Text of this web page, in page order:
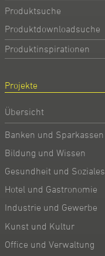
Produktsuche
Produktdownloadsuche
Produktinspirationen
Projekte
Übersicht
Banken und Sparkassen
Bildung und Wissen
Gesundheit und Soziales
Hotel und Gastronomie
Industrie und Gewerbe
Kunst und Kultur
Office und Verwaltung